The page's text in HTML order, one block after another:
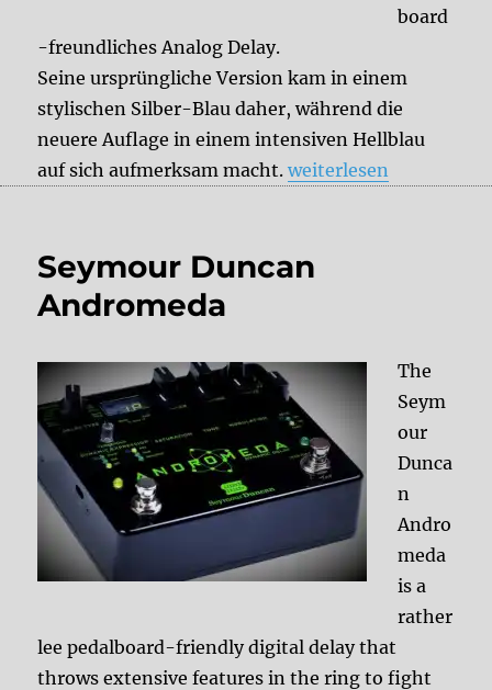
board
-freundliches Analog Delay.
Seine ursprüngliche Version kam in einem
stylischen Silber-Blau daher, während die
neuere Auflage in einem intensiven Hellblau
auf sich aufmerksam macht.„Seymour Duncan
weiterlesen
Seymour Duncan
Andromeda
The
Seym
our
Dunca
n
Andro
meda
is a
rather
lee pedalboard-friendly digital delay that
throws extensive features in the ring to fight